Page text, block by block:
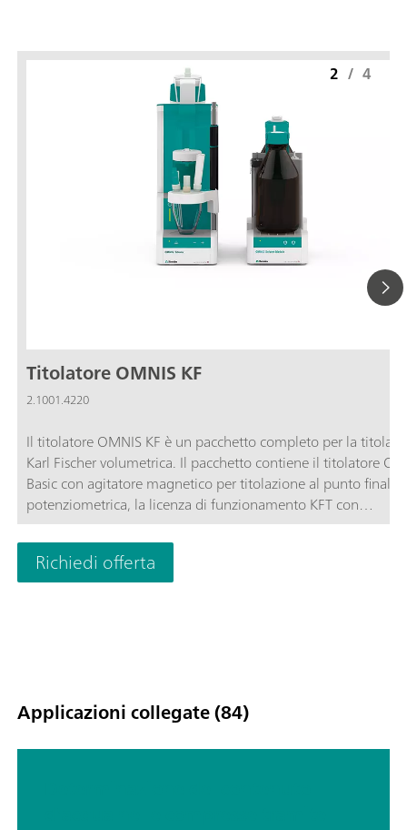
Titolatore OMNIS KF
2.1001.4220
Il titolatore OMNIS KF è un pacchetto completo per la
Karl Fischer volumetrica. Il pacchetto contiene il titolatore
Basic con agitatore magnetico per titolazione al punto finale
potenziometrica, la licenza di funzionamento KFT con
condizionamento, l'OMNIS Solvent Module e tutti gli
la titolazione Karl Fischer volumetrica.Approfittate della
straordinaria semplicità di utilizzo per l'utente grande
all'avviamento automatico della titolazione dopo l'aggiunta
2 / 4
Richiedi offerta
Applicazioni collegate (84)